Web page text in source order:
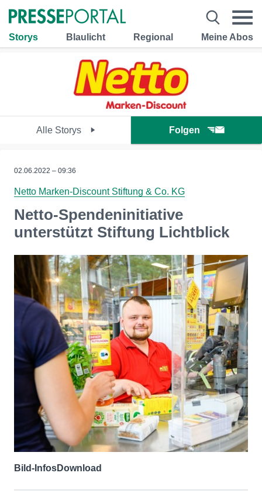
Storys Blaulicht Regional Meine Abos
Alle Storys Folgen
02.06.2022 – 09:36
Netto Marken-Discount Stiftung & Co. KG
Netto-Spendeninitiative
unterstützt Stiftung Lichtblick
Bild-InfosDownload